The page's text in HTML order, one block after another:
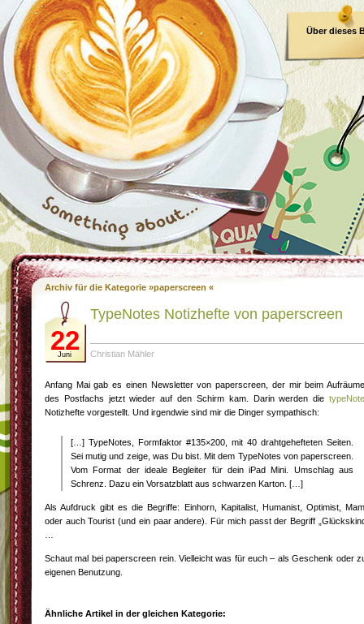
Über dieses
Archiv für die Kategorie »paperscreen «
22
Juni
TypeNotes Notizhefte von paperscreen
Christian Mähler
Anfang Mai gab es einen Newsletter von paperscreen, der mir beim
des Postfachs jetzt wieder auf den Schirm kam. Darin werden die
Notizhefte vorgestellt. Und irgendwie sind mir die Dinger sympathisch:
[…] TypeNotes, Formfaktor #135×200, mit 40 drahtgehefteten Seiten.
Sei mutig und zeige, was Du bist. Mit dem TypeNotes von paperscreen.
Vom Format der ideale Begleiter für dein iPad Mini. Umschlag aus
Schrenz. Dazu ein Vorsatzblatt aus schwarzen Karton. […]
Als Aufdruck gibt es die Begriffe: Einhorn, Kapitalist, Humanist, Optimist,
oder auch Tourist (und ein paar andere). Für mich passt der Begriff
Schaut mal bei paperscreen rein. Vielleicht was für euch – als Geschenk oder
eigenen Benutzung.
Ähnliche Artikel in der gleichen Kategorie: